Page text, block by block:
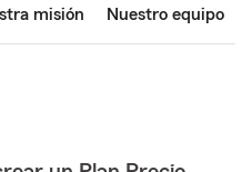
misión Nuestro equipo